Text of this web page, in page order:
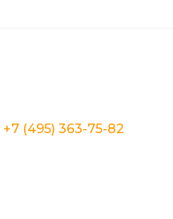
+7 (495) 363-75-82